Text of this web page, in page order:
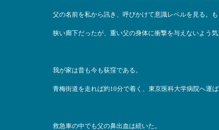
父の名前を私から訊き、呼びかけて意識レベルを見る。
狭い廊下だったが、重い父の身体に衝撃を与えないよう
我が家は昔も今も荻窪である。
青梅街道を走れば約10分で着く、東京医科大学病院へ運
救急車の中でも父の鼻出血は続いた。